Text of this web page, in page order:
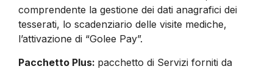
comprendente la gestione dei dati anagrafici dei
tesserati, lo scadenziario delle visite mediche,
l’attivazione di “Golee Pay”.
Pacchetto Plus: pacchetto di Servizi forniti da